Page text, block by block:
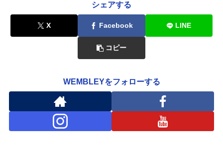
シェアする
X Facebook LINE
コピー
WEMBLEYをフォローする